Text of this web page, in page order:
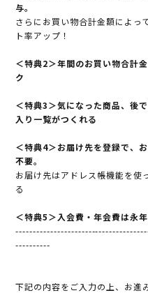
与。
さらにお買い物合計金額によっ
ト率アップ！
＜特典2＞年間のお買い物合計
ク
＜特典3＞気になった商品、後
入り一覧がつくれる
＜特典4＞お届け先を登録で、
不要。
お届け先はアドレス帳機能を使
る
＜特典5＞入会費・年会費は永
----------
下記の内容をご入力の上、お進